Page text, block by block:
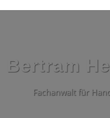
Bertram
Fachanwalt für